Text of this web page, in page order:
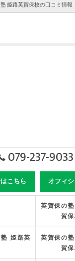
姫路英賀保校の口コミ情報
079-237-9033
こちら オフィ
英賀保の
賀
姫路英
英賀保の
賀